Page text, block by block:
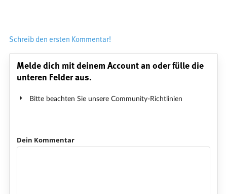
Schreib den ersten Kommentar!
Melde dich mit deinem Account an oder fülle die
unteren Felder aus.
Bitte beachten Sie unsere Community-Richtlinien
Dein Kommentar